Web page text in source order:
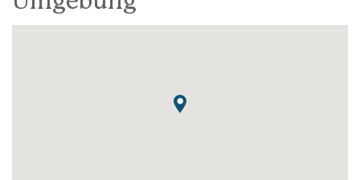
Gästen die bereits einmal dieses Haus gebucht